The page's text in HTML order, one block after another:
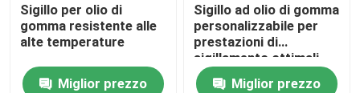
Anello sigillante a forma di
Prodotti di tenuta in gomma
Sigillo per olio di
gomma resistente alle
alte temperature
Miglior prezzo
Sigillo ad olio di gomma
personalizzabile per
prestazioni di
sigillamento ottimali
Miglior prezzo